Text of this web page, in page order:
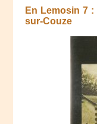
En Lemosin 7
sur-Couze